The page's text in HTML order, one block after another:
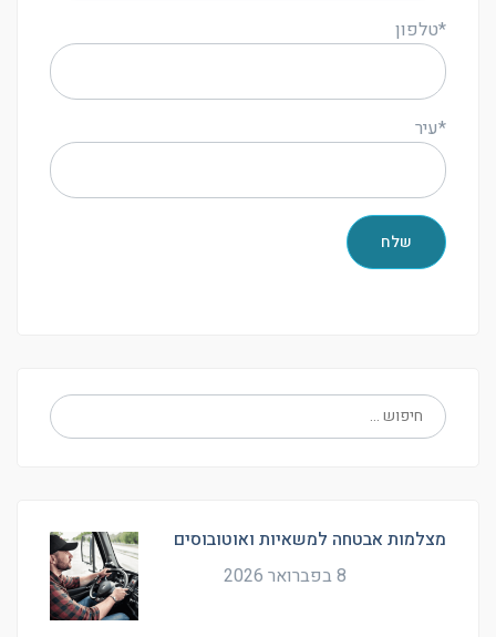
*טלפון
*עיר
מצלמות אבטחה למשאיות ואוטובוסים
8 בפברואר 2026